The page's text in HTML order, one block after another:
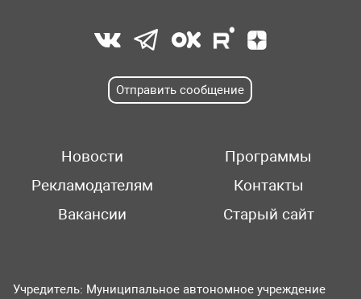
Отправить сообщение
Новости
Программы
Рекламодателям
Контакты
Вакансии
Старый сайт
Учредитель: Муниципальное автономное учреждение